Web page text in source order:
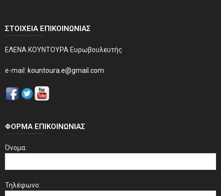
ΣΤΟΙΧΕΊΑ ΕΠΙΚΟΙΝΩΝΊΑΣ
ΕΛΕΝΑ ΚΟΥΝΤΟΥΡΑ Ευρωβουλευτής
e-mail: kountoura.e@gmail.com
ΦΌΡΜΑ ΕΠΙΚΟΙΝΩΝΊΑΣ
Όνομα:
Τηλέφωνο: